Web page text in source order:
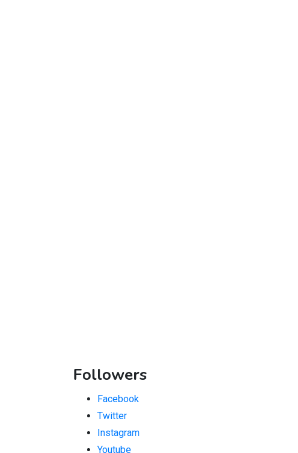
Followers
Facebook
Twitter
Instagram
Youtube